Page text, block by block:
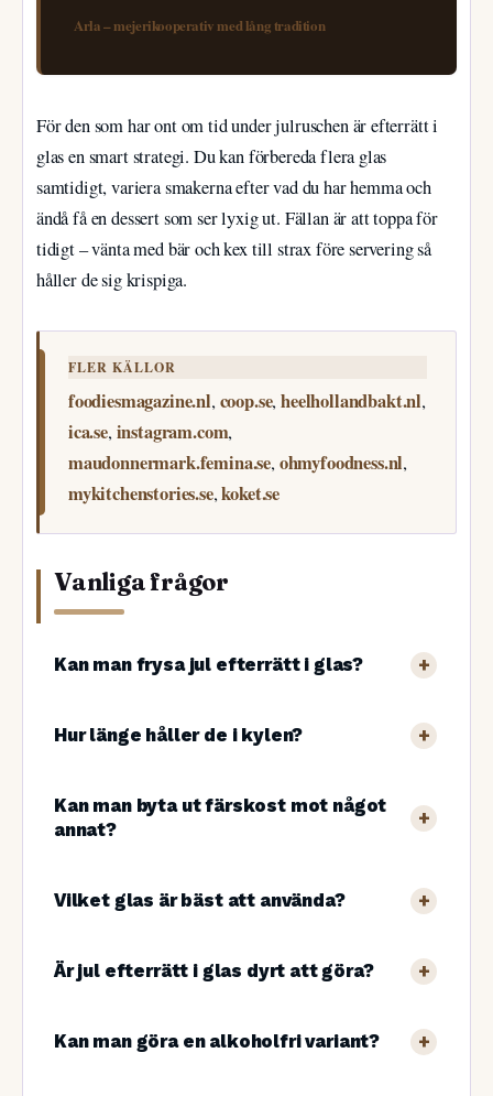
Arla – mejerikooperativ med lång tradition
För den som har ont om tid under julruschen är efterrätt i
glas en smart strategi. Du kan förbereda flera glas
samtidigt, variera smakerna efter vad du har hemma och
ändå få en dessert som ser lyxig ut. Fällan är att toppa för
tidigt – vänta med bär och kex till strax före servering så
håller de sig krispiga.
FLER KÄLLOR
foodiesmagazine.nl,coop.se,heelhollandbakt.nl,
ica.se,instagram.com,
maudonnermark.femina.se,ohmyfoodness.nl,
mykitchenstories.se,koket.se
Vanliga frågor
Kan man frysa jul efterrätt i glas?
Hur länge håller de i kylen?
Kan man byta ut färskost mot något
annat?
Vilket glas är bäst att använda?
Är jul efterrätt i glas dyrt att göra?
Kan man göra en alkoholfri variant?